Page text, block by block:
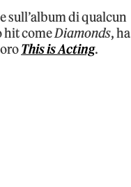
sull’album di qualcun
hit comeDiamonds, ha
This is Acting.